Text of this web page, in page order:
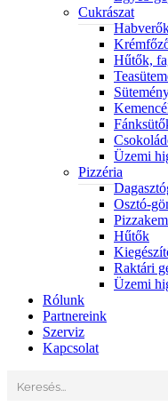
Cukrászat
Hűtők,
Üzemi
Pizzéria
Osztó-
Hűtők
Raktári
Üzemi
Rólunk
Partnereink
Szerviz
Kapcsolat